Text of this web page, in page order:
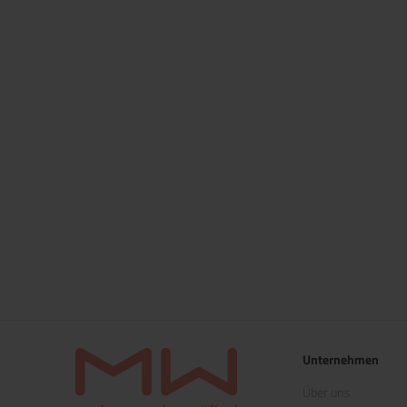
Unternehmen